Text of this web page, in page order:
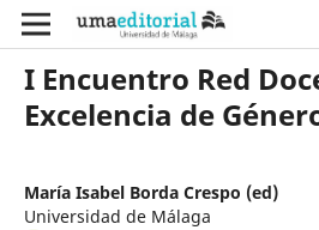
I Encuentro Red
Excelencia de
María Isabel Borda Crespo (ed)
Universidad de Málaga